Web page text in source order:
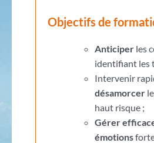
Objectifs de
Anticiperles
identifiant les
Intervenir
désamorcer
haut risque ;
Gérer
émotions